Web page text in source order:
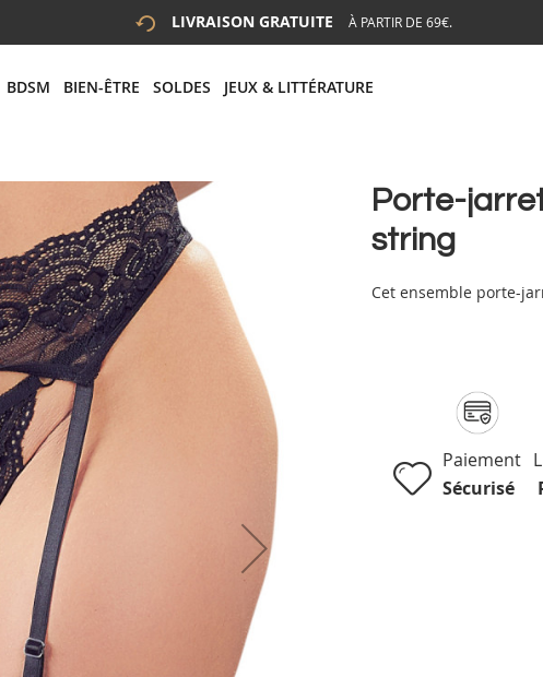
LIVRAISON GRATUITE À PARTIR DE 69€.
BDSM BIEN-ÊTRE SOLDES JEUX & LITTÉRATURE
LA RECHERCHE
Porte-
string
Cet ensemble porte-
Paiement
Sécurisé